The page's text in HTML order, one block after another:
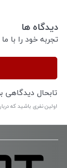
دیدگاه ها
تجربه خود را با
تابحال
اولین نفری باشید که